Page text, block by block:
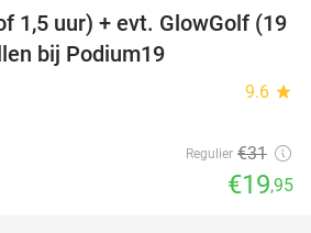
36%
1,5 uur) + evt. GlowGolf (19
bij Podium19
9.6 star
Regulier €31
€19,95